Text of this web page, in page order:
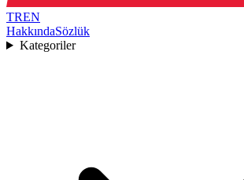
TREN
HakkındaSözlük
Kategoriler